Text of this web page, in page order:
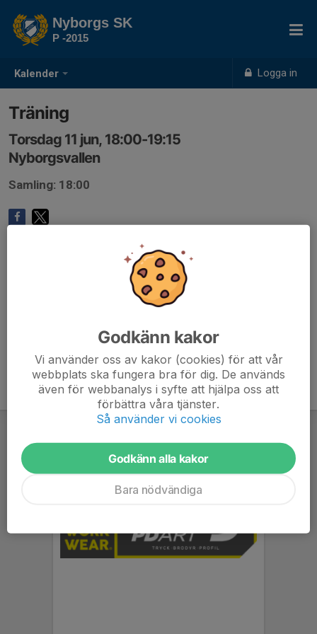
Kalender Logga in
Nyborgs SK
P -2015
Träning
Torsdag 11 jun, 18:00-19:15
Nyborgsvallen
Samling: 18:00
Godkänn kakor
Vi använder oss av kakor (cookies) för att vår
webbplats ska fungera bra för dig. De används
även för webbanalys i syfte att hjälpa oss att
förbättra våra tjänster.
Så använder vi cookies
Godkänn alla kakor
Bara nödvändiga